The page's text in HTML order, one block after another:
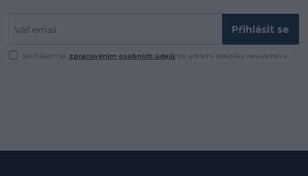
Přihlásit se
Souhlasím se zpracováním osobních údajů za účelem rozesílky newsletteru.